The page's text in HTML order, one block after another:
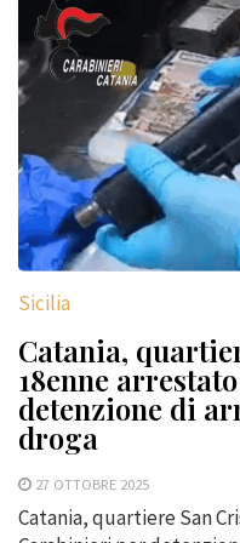
Sicilia
Catania,
18enne
detenzione di
droga
27 OTTOBRE 2025
Catania, quartiere San